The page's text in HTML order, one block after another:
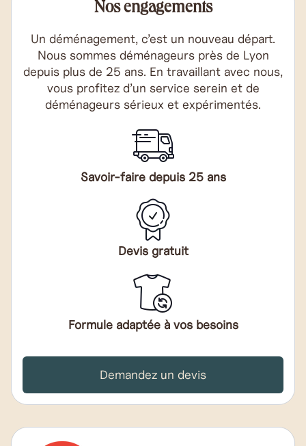
Nos engagements
Un déménagement, c’est un nouveau départ.
Nous sommes déménageurs près de Lyon
depuis plus de 25 ans. En travaillant avec nous,
vous profitez d’un service serein et de
déménageurs sérieux et expérimentés.
Savoir-faire depuis 25 ans
Devis gratuit
Formule adaptée à vos besoins
Demandez un devis